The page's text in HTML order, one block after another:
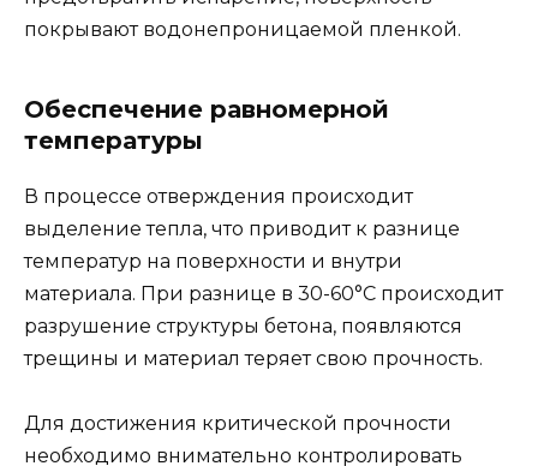
покрывают водонепроницаемой пленкой.
Обеспечение равномерной
температуры
В процессе отверждения происходит
выделение тепла, что приводит к разнице
температур на поверхности и внутри
материала. При разнице в 30-60°С происходит
разрушение структуры бетона, появляются
трещины и материал теряет свою прочность.
Для достижения критической прочности
необходимо внимательно контролировать